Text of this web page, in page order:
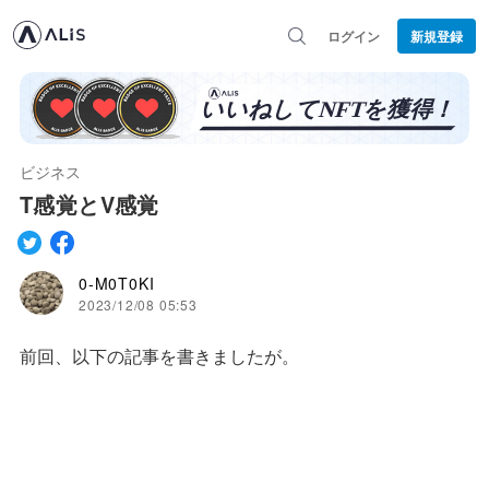
ログイン 新規登録
ビジネス
T感覚とV感覚
0-M0T0KI
2023/12/08 05:53
前回、以下の記事を書きましたが。